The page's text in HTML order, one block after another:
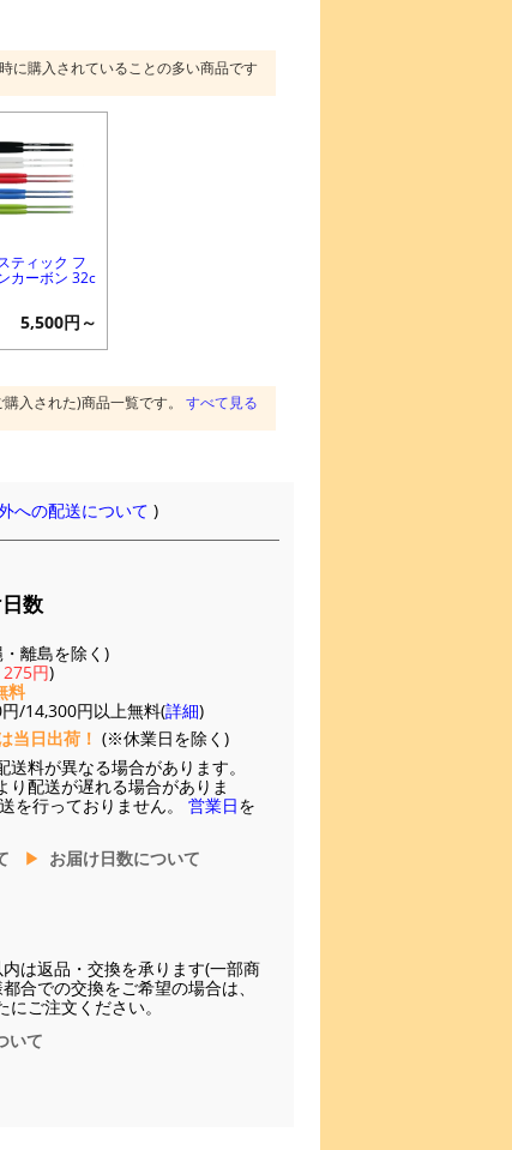
に購入されていることの多い商品です
ティック フ
カーボン 32c
5,500円～
入された)商品一覧です。 すべて見る
への配送について )
数
離島を除く)
円)
料
/14,300円以上無料(詳細)
当日出荷！ (※休業日を除く)
料が異なる場合があります。
り配送が遅れる場合がありま
を行っておりません。 営業日を
お届け日数について
は返品・交換を承ります(一部商
合での交換をご希望の場合は、
ご注文ください。
いて